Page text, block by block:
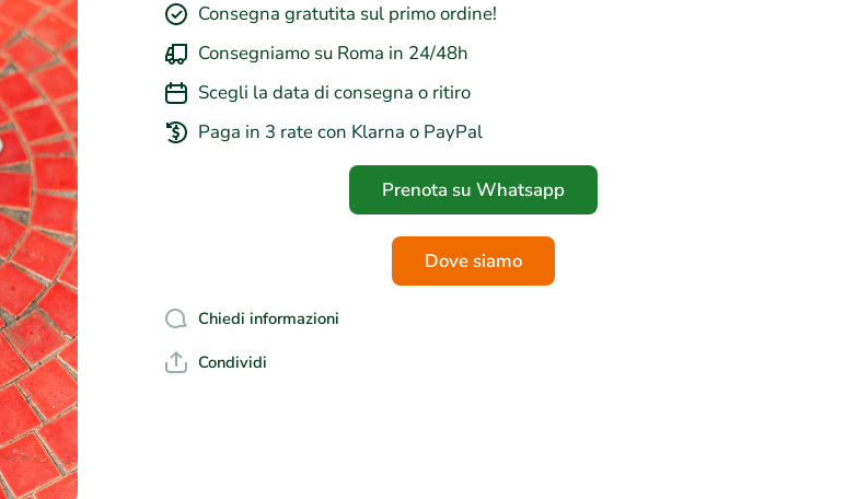
Consegna gratutita sul primo ordine!
Consegniamo su Roma in 24/48h
Scegli la data di consegna o ritiro
Paga in 3 rate con Klarna o PayPal
Prenota su Whatsapp
Dove siamo
Chiedi informazioni
Condividi